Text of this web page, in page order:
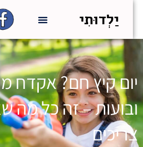
יַלְדוּתִי
יום קיץ חם? אקדח
ובועות – זה כל מה
צריכים